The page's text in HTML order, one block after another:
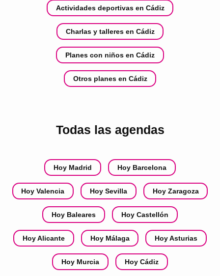
Actividades deportivas en Cádiz
Charlas y talleres en Cádiz
Planes con niños en Cádiz
Otros planes en Cádiz
Todas las agendas
Hoy Madrid Hoy Barcelona
Hoy Valencia Hoy Sevilla Hoy Zaragoza
Hoy Baleares Hoy Castellón
Hoy Alicante Hoy Málaga Hoy Asturias
Hoy Murcia Hoy Cádiz